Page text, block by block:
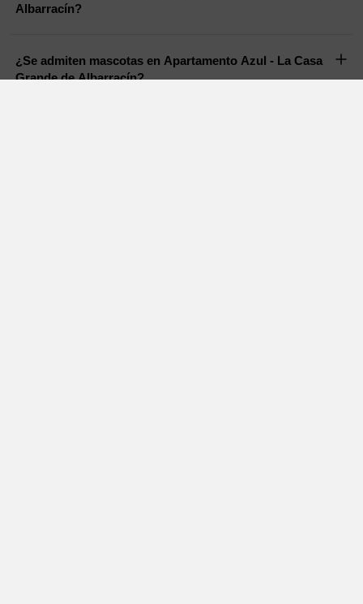
Albarracín?
¿Se admiten mascotas en Apartamento Azul - La Casa
Grande de Albarracín?